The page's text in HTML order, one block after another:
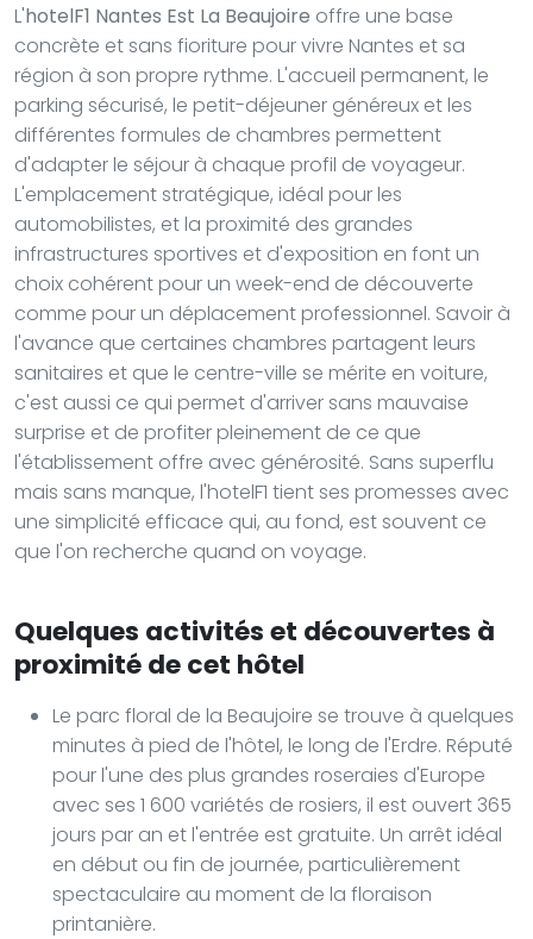
L'hotelF1 Nantes Est La Beaujoire offre une base
concrète et sans fioriture pour vivre Nantes et sa
région à son propre rythme. L'accueil permanent, le
parking sécurisé, le petit-déjeuner généreux et les
différentes formules de chambres permettent
d'adapter le séjour à chaque profil de voyageur.
L'emplacement stratégique, idéal pour les
automobilistes, et la proximité des grandes
infrastructures sportives et d'exposition en font un
choix cohérent pour un week-end de découverte
comme pour un déplacement professionnel. Savoir à
l'avance que certaines chambres partagent leurs
sanitaires et que le centre-ville se mérite en voiture,
c'est aussi ce qui permet d'arriver sans mauvaise
surprise et de profiter pleinement de ce que
l'établissement offre avec générosité. Sans superflu
mais sans manque, l'hotelF1 tient ses promesses avec
une simplicité efficace qui, au fond, est souvent ce
que l'on recherche quand on voyage.
Quelques activités et découvertes à
proximité de cet hôtel
Le parc floral de la Beaujoire se trouve à quelques
minutes à pied de l'hôtel, le long de l'Erdre. Réputé
pour l'une des plus grandes roseraies d'Europe
avec ses 1 600 variétés de rosiers, il est ouvert 365
jours par an et l'entrée est gratuite. Un arrêt idéal
en début ou fin de journée, particulièrement
spectaculaire au moment de la floraison
printanière.